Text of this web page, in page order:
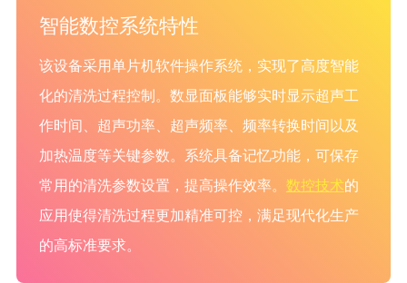
智能数控系统特性
该设备采用单片机软件操作系统，实现了高度智能
化的清洗过程控制。数显面板能够实时显示超声工
作时间、超声功率、超声频率、频率转换时间以及
加热温度等关键参数。系统具备记忆功能，可保存
常用的清洗参数设置，提高操作效率。 数控技术的
应用使得清洗过程更加精准可控，满足现代化生产
的高标准要求。